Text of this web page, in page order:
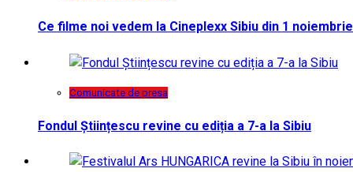
Ce filme noi vedem la Cineplexx Sibiu din 1 noiembrie
Comunicate de presa
Fondul Științescu revine cu ediția a 7-a la Sibiu